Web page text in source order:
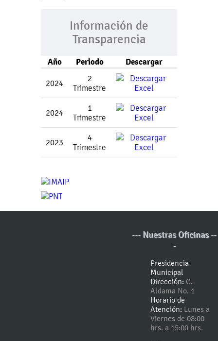
Información de
Transparencia
Año Periodo Descargar
2024
2
Trimestre
2024
1
Trimestre
2023
4
Trimestre
--- Nuestras Oficinas --
-
Presidencia
Municipal
Dirección: C.
Aldama No. 1
Horario de
Atención: Lunes a
Viernes de 08:00
hrs. a 15:00 hrs.